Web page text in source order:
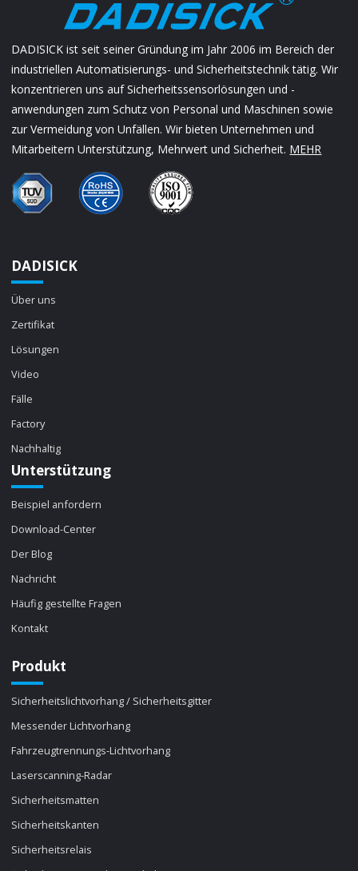
DADISICK ist seit seiner Gründung im Jahr 2006 im Bereich der
industriellen Automatisierungs- und Sicherheitstechnik tätig. Wir
konzentrieren uns auf Sicherheitssensorlösungen und -
anwendungen zum Schutz von Personal und Maschinen sowie
zur Vermeidung von Unfällen. Wir bieten Unternehmen und
Mitarbeitern Unterstützung, Mehrwert und Sicherheit. MEHR
DADISICK
Über uns
Zertifikat
Lösungen
Video
Fälle
Factory
Nachhaltig
Unterstützung
Beispiel anfordern
Download-Center
Der Blog
Nachricht
Häufig gestellte Fragen
Kontakt
Produkt
Sicherheitslichtvorhang / Sicherheitsgitter
Messender Lichtvorhang
Fahrzeugtrennungs-Lichtvorhang
Laserscanning-Radar
Sicherheitsmatten
Sicherheitskanten
Sicherheitsrelais